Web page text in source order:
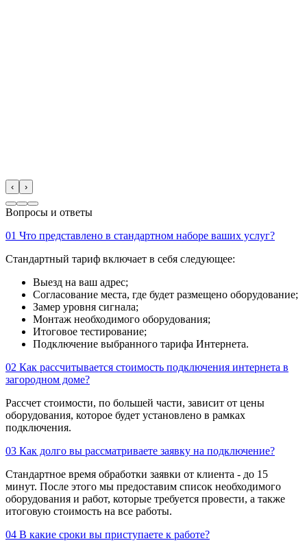
‹ ›
Вопросы и ответы
01 Что представлено в стандартном наборе ваших услуг?
Стандартный тариф включает в себя следующее:
Выезд на ваш адрес;
Согласование места, где будет размещено оборудование;
Замер уровня сигнала;
Монтаж необходимого оборудования;
Итоговое тестирование;
Подключение выбранного тарифа Интернета.
02 Как рассчитывается стоимость подключения интернета в
загородном доме?
Рассчет стоимости, по большей части, зависит от цены
оборудования, которое будет установлено в рамках
подключения.
03 Как долго вы рассматриваете заявку на подключение?
Стандартное время обработки заявки от клиента - до 15
минут. После этого мы предоставим список необходимого
оборудования и работ, которые требуется провести, а также
итоговую стоимость на все работы.
04 В какие сроки вы приступаете к работе?